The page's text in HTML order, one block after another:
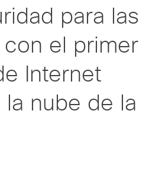
para las
el primer
Internet
nube de la